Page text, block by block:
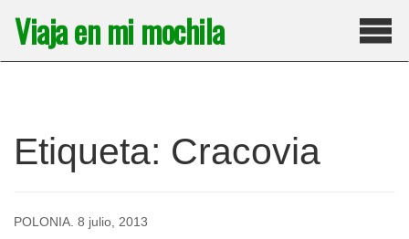
contenido
Viaja en mi mochila
Etiqueta: Cracovia
POLONIA 8 julio, 2013